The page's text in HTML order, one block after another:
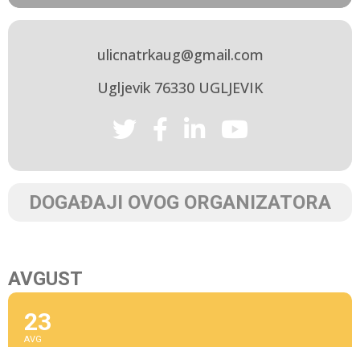
ulicnatrkaug@gmail.com
Ugljevik 76330 UGLJEVIK
DOGAĐAJI OVOG ORGANIZATORA
AVGUST
23
AVG